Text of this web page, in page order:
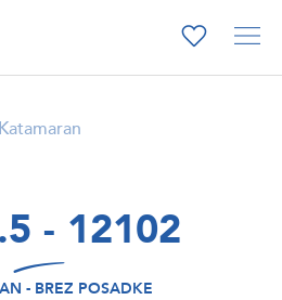
Katamaran
- 12102
- BREZ POSADKE